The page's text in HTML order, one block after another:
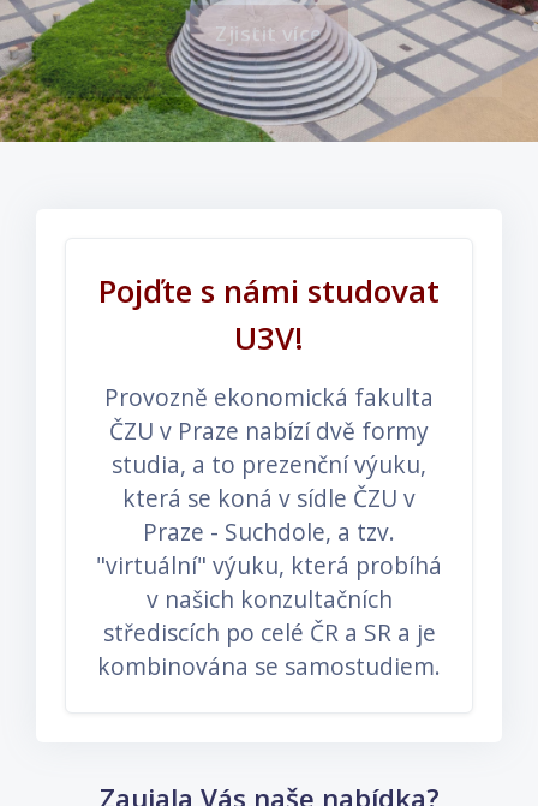
Zjistit více
Pojďte s námi studovat
U3V!
Provozně ekonomická fakulta
ČZU v Praze nabízí dvě formy
studia, a to prezenční výuku,
která se koná v sídle ČZU v
Praze - Suchdole, a tzv.
"virtuální" výuku, která probíhá
v našich konzultačních
střediscích po celé ČR a SR a je
kombinována se samostudiem.
Přeskočit: Zaujala Vás naše nabídka?
Zaujala Vás naše nabídka?